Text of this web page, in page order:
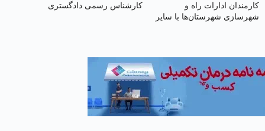
کارمندان ادارات راه و
شهرسازی شهرستان‌ها با سایر
کارشناس رسمی دادگستری